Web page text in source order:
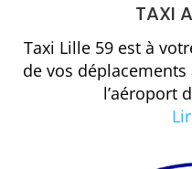
TAXI
Taxi Lille 59 est à
de vos déplacements
l’aéroport